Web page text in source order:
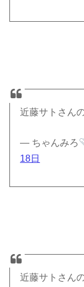
近藤サトさん
— ちゃんみろ
18日
近藤サトさん